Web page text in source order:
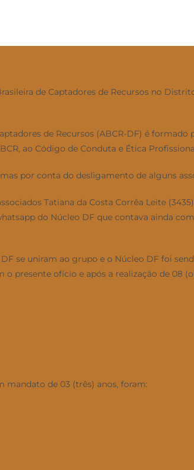
de Captadores de Recursos no
de Recursos (ABCR-DF) é
ao Código de Conduta e Ética
por conta do desligamento de alguns
Tatiana da Costa Corrêa Leite
do Núcleo DF que contava ainda
se uniram ao grupo e o Núcleo DF foi
presente ofício e após a realização de 08
mandato de 03 (três) anos, foram: